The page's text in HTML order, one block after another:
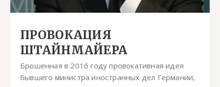
ПРОВОКАЦИЯ
ШТАЙНМАЙЕРА
Брошенная в 2016 году провокативная идея
бывшего министра иностранных дел Германии,